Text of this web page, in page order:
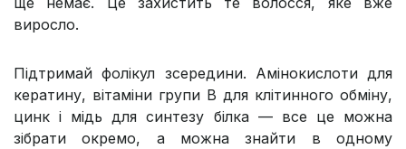
виросло.
Підтримай фолікул зсередини. Амінокислоти для
кератину, вітаміни групи В для клітинного обміну,
цинк і мідь для синтезу білка — все це можна
зібрати окремо, а можна знайти в одному